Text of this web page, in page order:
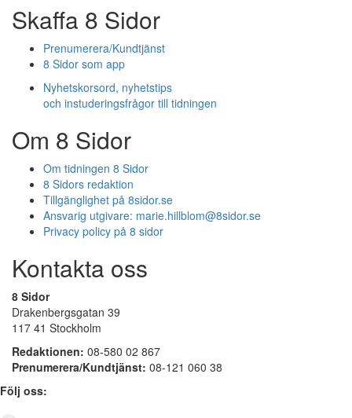
Skaffa 8 Sidor
Prenumerera/Kundtjänst
8 Sidor som app
Nyhetskorsord, nyhetstips
och instuderingsfrågor till tidningen
Om 8 Sidor
Om tidningen 8 Sidor
8 Sidors redaktion
Tillgänglighet på 8sidor.se
Ansvarig utgivare: marie.hillblom@8sidor.se
Privacy policy på 8 sidor
Kontakta oss
8 Sidor
Drakenbergsgatan 39
117 41 Stockholm
Redaktionen: 08-580 02 867
Prenumerera/Kundtjänst: 08-121 060 38
Följ oss: